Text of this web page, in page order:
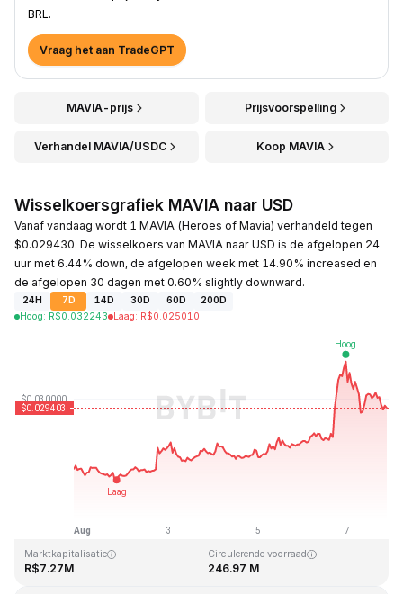
BRL.
Vraag het aan TradeGPT
MAVIA-prijs Prijsvoorspelling
Verhandel MAVIA/USDC Koop MAVIA
Wisselkoersgrafiek MAVIA naar USD
Vanaf vandaag wordt 1 MAVIA (Heroes of Mavia) verhandeld tegen
$0.029430. De wisselkoers van MAVIA naar USD is de afgelopen 24
uur met 6.44% down, de afgelopen week met 14.90% increased en
de afgelopen 30 dagen met 0.60% slightly downward.
24H 7D 14D 30D 60D
200D
Hoog: R$0.032243 Laag: R$0.025010
Laatst bijgewerkt: 2026-08-07, 20:30 GMT+0
R$0.023019
Marktkapitalisatie
R$7.27M
Circulerende voorraad
246.97 M